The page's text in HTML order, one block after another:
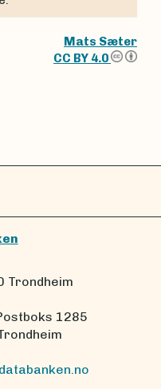
Mats Sæter
CC BY 4.0
Trondheim
1285